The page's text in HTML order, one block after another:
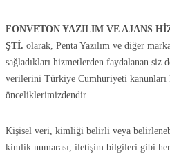
FONVETON YAZILIM VE AJANS
ŞTİ. olarak, Penta Yazılım ve diğer
sağladıkları hizmetlerden faydalanan siz
verilerini Türkiye Cumhuriyeti kanunları
önceliklerimizdendir.
Kişisel veri, kimliği belirli veya
kimlik numarası, iletişim bilgileri gibi